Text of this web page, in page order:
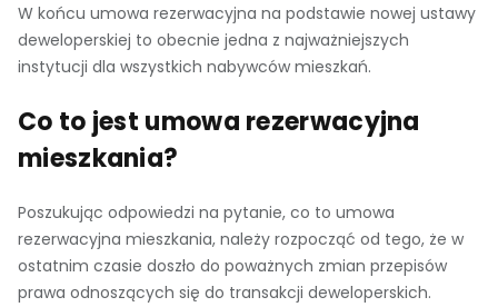
W końcu umowa rezerwacyjna na podstawie nowej ustawy
deweloperskiej to obecnie jedna z najważniejszych
instytucji dla wszystkich nabywców mieszkań.
Co to jest umowa rezerwacyjna
mieszkania?
Poszukując odpowiedzi na pytanie, co to umowa
rezerwacyjna mieszkania, należy rozpocząć od tego, że w
ostatnim czasie doszło do poważnych zmian przepisów
prawa odnoszących się do transakcji deweloperskich.